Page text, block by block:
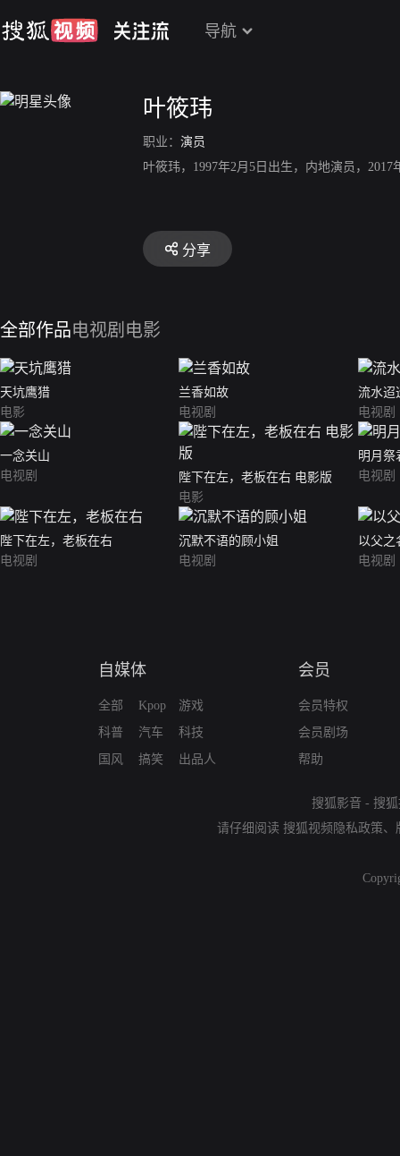
导航
叶筱玮
职业： 演员
叶筱玮，1997年2月5日出生，内地演员，
分享
全部作品电视剧 电影
天坑鹰猎
电影
兰香如故
电视剧
流水迢
电视剧
一念关山
电视剧
陛下在左，老板在右 电影版
电影
明月祭
电视剧
陛下在左，老板在右
电视剧
沉默不语的顾小姐
电视剧
以父之
电视剧
自媒体
全部
科普
国风
Kpop
汽车
搞笑
游戏
科技
出品人
会员
会员特权
会员剧场
帮助
搜狐影音 - 搜
请仔细阅读 搜狐视频隐私政策、